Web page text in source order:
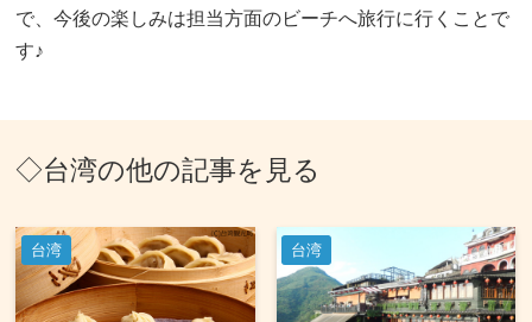
で、今後の楽しみは担当方面のビーチへ旅行に行くことで
す♪
◇台湾の他の記事を見る
台湾 台湾